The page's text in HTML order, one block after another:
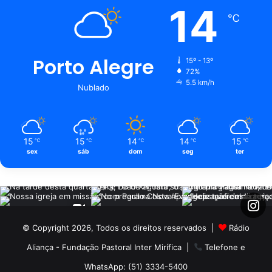
Porto Alegre
Nublado
14 ℃
15º - 13º
72%
5.5 km/h
15 ℃
sex
15 ℃
sáb
14 ℃
dom
14 ℃
seg
15 ℃
ter
© Copyright 2026, Todos os direitos reservados |
Rádio
Aliança - Fundação Pastoral Inter Mirífica|
Telefone e
WhatsApp: (51) 3334-5400